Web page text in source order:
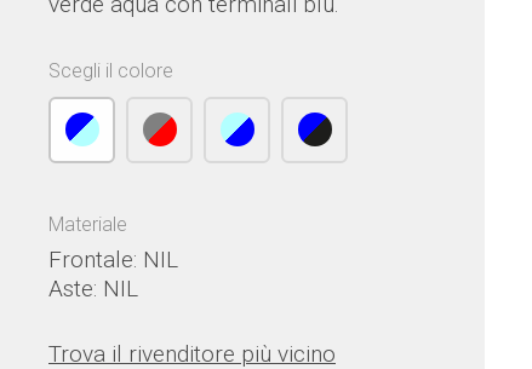
Scegli il colore
Materiale
Frontale: NIL
Aste: NIL
Trova il rivenditore più vicino